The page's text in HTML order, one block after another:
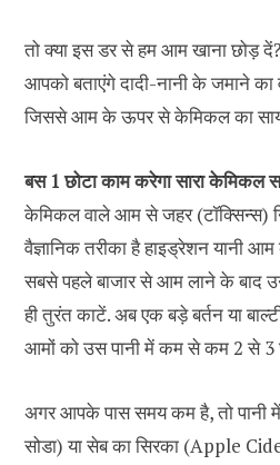
तो क्या इस डर से हम आम खाना छोड़
आपको बताएंगे दादी-नानी के जमाने
जिससे आम के ऊपर से केमिकल का साया
बस 1 छोटा काम करेगा सारा केमिकल
केमिकल वाले आम से जहर
वैज्ञानिक तरीका है हाइड्रेशन यानी
सबसे पहले बाजार से आम लाने के बाद
ही तुरंत काटें. अब एक बड़े बर्तन या
आमों को उस पानी में कम से कम 2 से
अगर आपके पास समय कम है, तो पानी
सोडा) या सेब का सिरका (Apple